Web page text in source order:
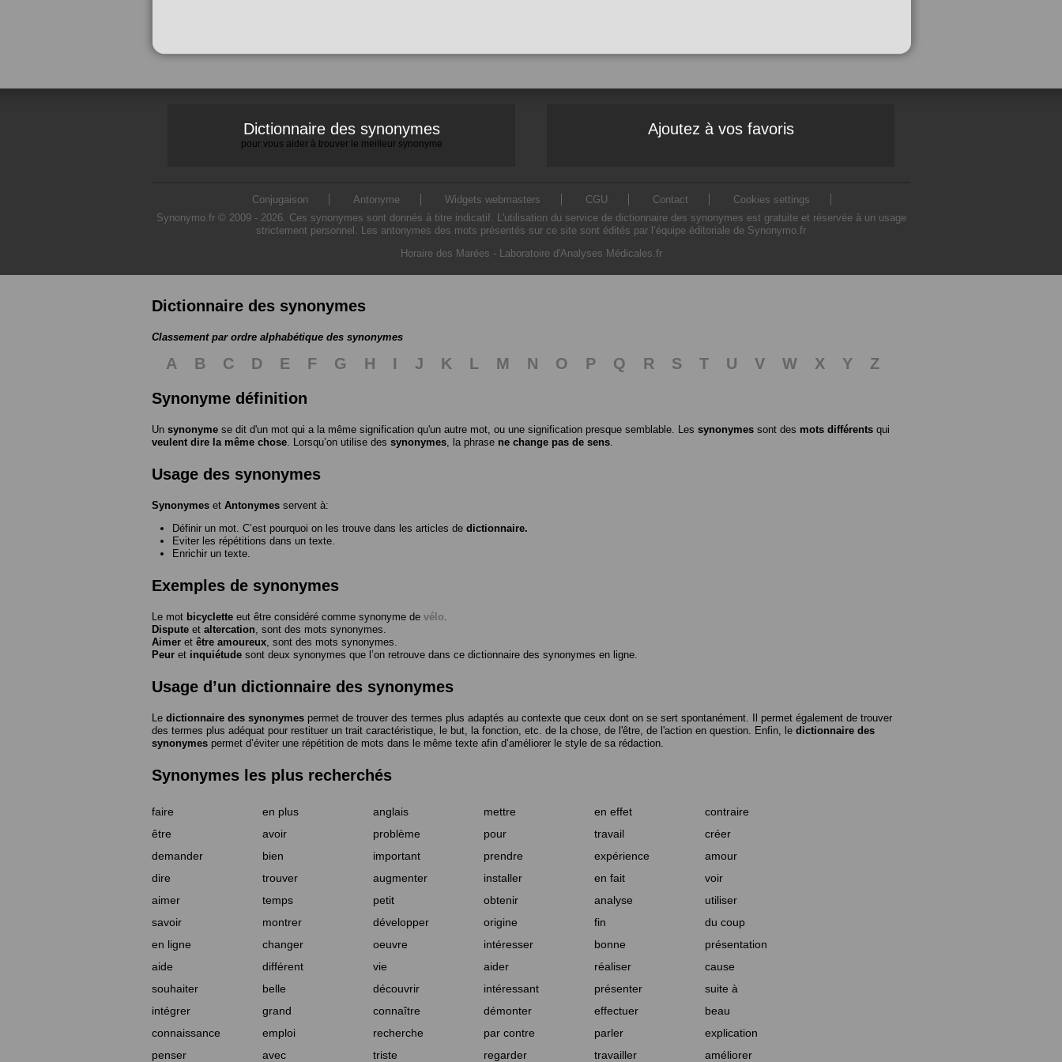
Dictionnaire des synonymes
pour vous aider à trouver le meilleur synonyme
Ajoutez à vos favoris
Conjugaison Antonyme Widgets webmasters CGU Contact
Cookies settings
Synonymo.fr © 2009 - 2026. Ces synonymes sont donnés à titre indicatif. L'utilisation du service de dictionnaire des synonymes est gratuite et réservée à un usage
strictement personnel. Les antonymes des mots présentés sur ce site sont édités par l’équipe éditoriale de Synonymo.fr
Horaire des Marées - Laboratoire d'Analyses Médicales.fr
Dictionnaire des synonymes
Classement par ordre alphabétique des synonymes
A B C D E F G H I J K L M N O P Q R S T U V W X Y
Z
Synonyme définition
Un synonyme se dit d'un mot qui a la même signification qu'un autre mot, ou une signification presque semblable. Les synonymes sont des mots différents qui
veulent dire la même chose . Lorsqu’on utilise des synonymes , la phrase ne change pas de sens
Usage des synonymes
Synonymes et Antonymes servent à:
Définir un mot. C’est pourquoi on les trouve dans les articles de dictionnaire.
Eviter les répétitions dans un texte.
Enrichir un texte.
Exemples de synonymes
Le mot bicyclette eut être considéré comme synonyme de vélo
Dispute et altercation , sont des mots synonymes.
Aimer et être amoureux , sont des mots synonymes.
Peur et inquiétude sont deux synonymes que l’on retrouve dans ce dictionnaire des synonymes en ligne.
Usage d’un dictionnaire des synonymes
Le dictionnaire des synonymes permet de trouver des termes plus adaptés au contexte que ceux dont on se sert spontanément. Il permet également de trouver
des termes plus adéquat pour restituer un trait caractéristique, le but, la fonction, etc. de la chose, de l'être, de l'action en question. Enfin, le dictionnaire des
synonymes permet d’éviter une répétition de mots dans le même texte afin d’améliorer le style de sa rédaction.
Synonymes les plus recherchés
faire en plus anglais mettre en effet
contraire
être
avoir problème pour travail
créer
demander
bien important prendre expérience
amour
dire
trouver augmenter installer en fait
voir
aimer
temps petit obtenir analyse
utiliser
savoir
montrer développer origine fin
du coup
en ligne
changer oeuvre intéresser bonne
présentation
aide
différent vie aider réaliser
cause
souhaiter
belle découvrir intéressant présenter
suite à
intégrer
grand connaître démonter effectuer
beau
connaissance
emploi recherche par contre parler
explication
penser
avec triste regarder travailler améliorer